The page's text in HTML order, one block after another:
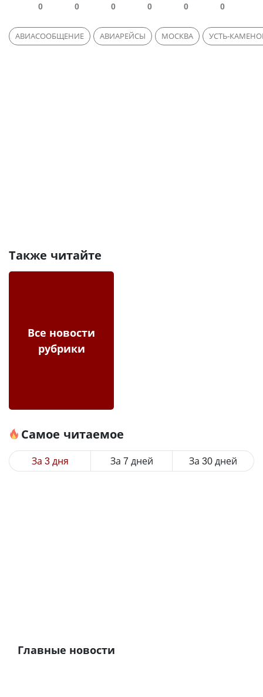
0 0 0 0 0 0
АВИАСООБЩЕНИЕ АВИАРЕЙСЫ МОСКВА УСТЬ-
Также читайте
Все новости
рубрики
Самое читаемое
За 3 дня За 7 дней За 30 дней
Главные новости